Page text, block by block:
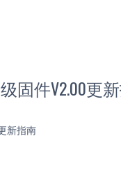
固件V2.00更
新指南